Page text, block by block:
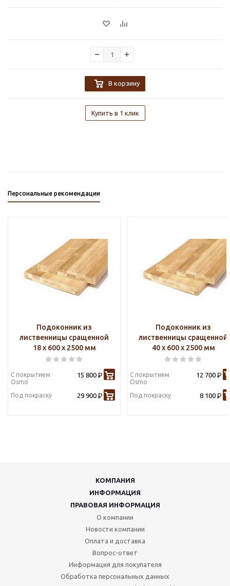
В корзину
Купить в 1 клик
Персональные рекомендации
Подоконник из
лиственницы сращенной
18 х 600 х 2500 мм
С покрытием
Osmo
15 800 Р
Под покраску 29 900 Р
Подоконник из
лиственницы сращенной
40 х 600 х 2500 мм
С покрытием
Osmo
12 700 Р
Под покраску 8 100 Р
КОМПАНИЯ
ИНФОРМАЦИЯ
ПРАВОВАЯ ИНФОРМАЦИЯ
О компании
Новости компании
Оплата и доставка
Вопрос-ответ
Информация для покупателя
Обработка персональных данных